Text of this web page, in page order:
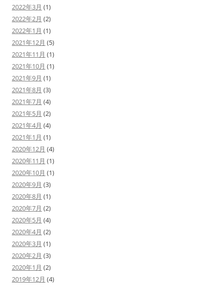
2022年3月 (1)
2022年2月 (2)
2022年1月 (1)
2021年12月 (5)
2021年11月 (1)
2021年10月 (1)
2021年9月 (1)
2021年8月 (3)
2021年7月 (4)
2021年5月 (2)
2021年4月 (4)
2021年1月 (1)
2020年12月 (4)
2020年11月 (1)
2020年10月 (1)
2020年9月 (3)
2020年8月 (1)
2020年7月 (2)
2020年5月 (4)
2020年4月 (2)
2020年3月 (1)
2020年2月 (3)
2020年1月 (2)
2019年12月 (4)